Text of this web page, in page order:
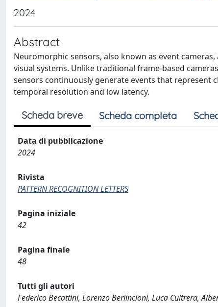
2024
Abstract
Neuromorphic sensors, also known as event
visual systems. Unlike traditional frame-based
sensors continuously generate events that represent
temporal resolution and low latency.
Scheda breve Scheda completa
Data di pubblicazione
2024
Rivista
PATTERN RECOGNITION LETTERS
Pagina iniziale
42
Pagina finale
48
Tutti gli autori
Federico Becattini, Lorenzo Berlincioni, Luca Cultrera,